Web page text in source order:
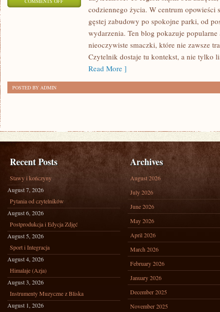
codziennego życia. W centrum opowieści
gęstej zabudowy po spokojne parki, od
wydarzenia. Ten blog pokazuje
nieoczywiste smaczki, które nie zawsze
Czytelnik dostaje tu kontekst, a nie tylko
Read More ]
POSTED BY ADMIN
Recent Posts
Stawy i kończyny
August 7, 2026
Pytania od czytelników
August 6, 2026
Postprodukcja i Edycja Zdjęć
August 5, 2026
Sport i Integracja
August 4, 2026
Himalaje (Azja)
August 3, 2026
Instrumenty Muzyczne z Bliska
August 1, 2026
Archives
August 2026
July 2026
June 2026
May 2026
April 2026
March 2026
February 2026
January 2026
December 2025
November 2025